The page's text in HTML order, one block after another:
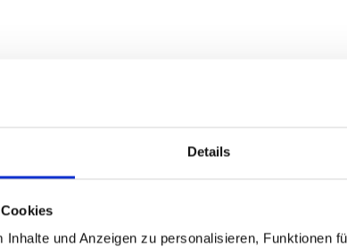
Details
und Anzeigen zu personalisieren, Funktionen